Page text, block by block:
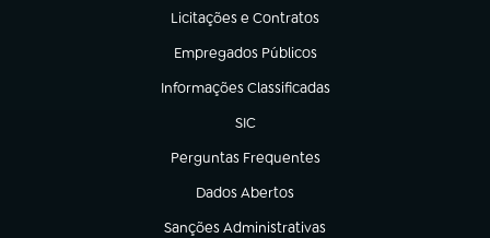
Licitações e Contratos
(abre em nova aba)
Empregados Públicos
(abre em nova aba)
Informações Classificadas
(abre em nova aba)
SIC
(abre em nova aba)
Perguntas Frequentes
(abre em nova aba)
Dados Abertos
(abre em nova aba)
Sanções Administrativas
(abre em nova aba)